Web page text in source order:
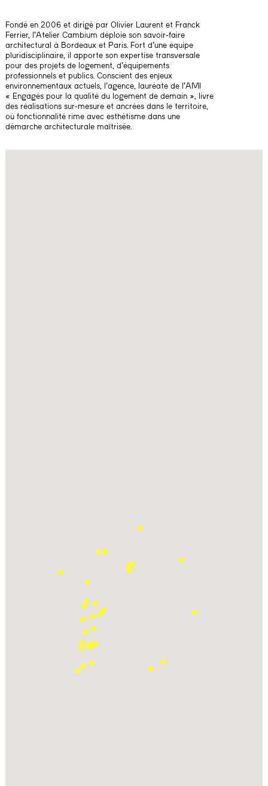
Fondé en 2006 et dirigé par Olivier Laurent et Franck
Ferrier, l’Atelier Cambium déploie son savoir-faire
architectural à Bordeaux et Paris. Fort d’une équipe
pluridisciplinaire, il apporte son expertise transversale
pour des projets de logement, d’équipements
professionnels et publics. Conscient des enjeux
environnementaux actuels, l’agence, lauréate de l’AMI
« Engagés pour la qualité du logement de demain », livre
des réalisations sur-mesure et ancrées dans le territoire,
où fonctionnalité rime avec esthétisme dans une
démarche architecturale maîtrisée.